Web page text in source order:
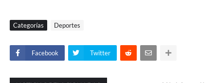
Categorías Deportes
Facebook Twitter